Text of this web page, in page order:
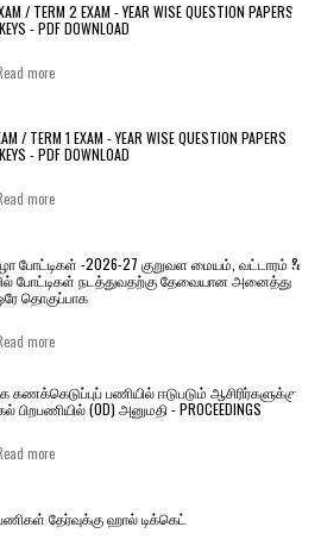
/ TERM 2 EXAM - YEAR WISE QUESTION PAPERS
- PDF DOWNLOAD
more
/ TERM 1 EXAM - YEAR WISE QUESTION PAPERS
- PDF DOWNLOAD
more
போட்டிகள் -2026-27 குறுவள மையம், வட்டாரம் &
போட்டிகள் நடத்துவதற்கு தேவையான அனைத்து
தொகுப்பாக
more
பணியில் ஈடுபடும் ஆசிரிர்களுக்கு
பிறபணியில் (OD) அனுமதி - PROCEEDINGS
more
தேர்வுக்கு ஹால் ​டிக்கெட்